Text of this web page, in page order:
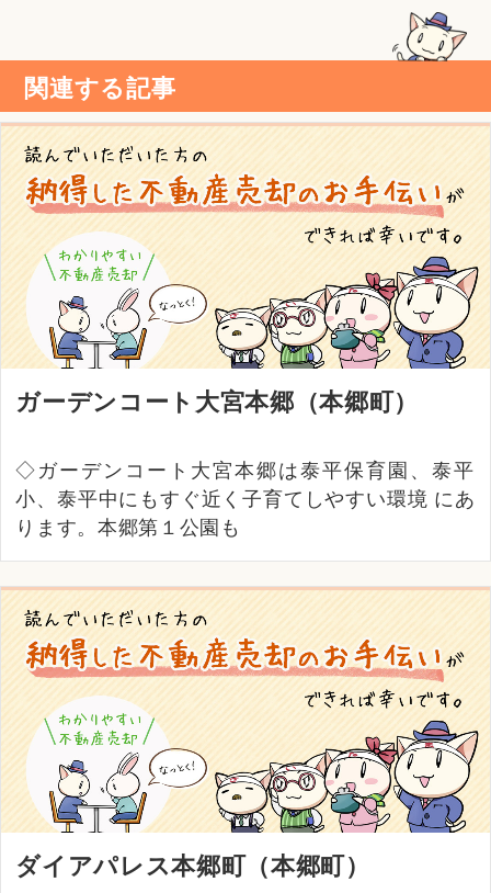
関連する記事
ガーデンコート大宮本郷（本郷町）
◇ガーデンコート大宮本郷は泰平保育園、泰平
小、泰平中にもすぐ近く子育てしやすい環境 にあ
ります。本郷第１公園も
ダイアパレス本郷町（本郷町）